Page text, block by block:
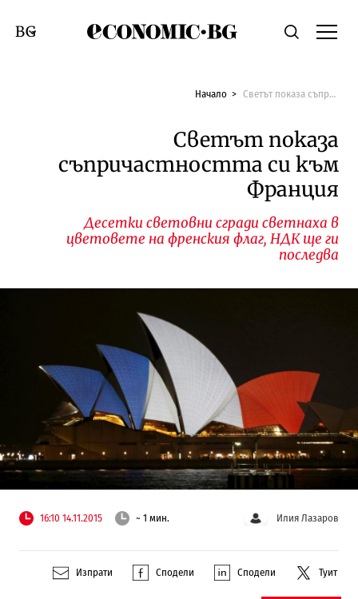
Economic.bgТърсене
Смяна на език
Начало Светът показа съпричастността си към Франция
Светът показа
съпричастността си към
Франция
Десетки световни сгради светнаха в
цветовете на френския флаг, НДК ще ги
последва
16:10 14.11.2015 ~ 1 мин. Илия Лазаров
Изпрати Сподели Сподели Туит